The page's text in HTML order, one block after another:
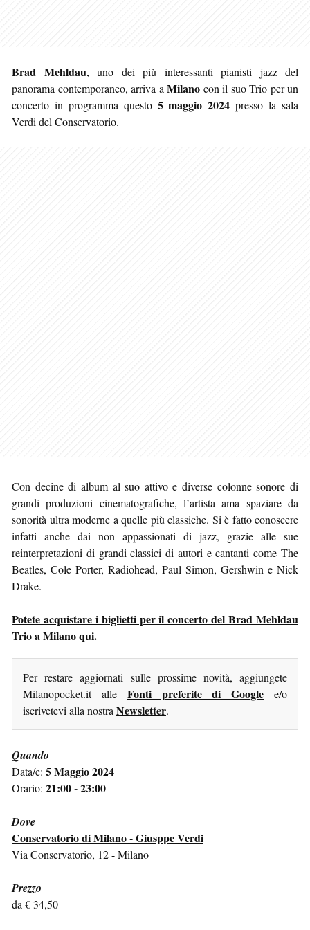
Brad Mehldau, uno dei più interessanti pianisti jazz del
panorama contemporaneo, arriva a Milano con il suo Trio per un
concerto in programma questo 5 maggio 2024 presso la sala
Verdi del Conservatorio.
Con decine di album al suo attivo e diverse colonne sonore di
grandi produzioni cinematografiche, l’artista ama spaziare da
sonorità ultra moderne a quelle più classiche. Si è fatto conoscere
infatti anche dai non appassionati di jazz, grazie alle sue
reinterpretazioni di grandi classici di autori e cantanti come The
Beatles, Cole Porter, Radiohead, Paul Simon, Gershwin e Nick
Drake.
Potete acquistare i biglietti per il concerto del Brad Mehldau
Trio a Milano qui.
Per restare aggiornati sulle prossime novità, aggiungete
Milanopocket.it alle Fonti preferite di Google e/o
iscrivetevi alla nostra Newsletter.
Quando
Data/e: 5 Maggio 2024
Orario: 21:00 - 23:00
Dove
Conservatorio di Milano - Giusppe Verdi
Via Conservatorio, 12 - Milano
Prezzo
da € 34,50